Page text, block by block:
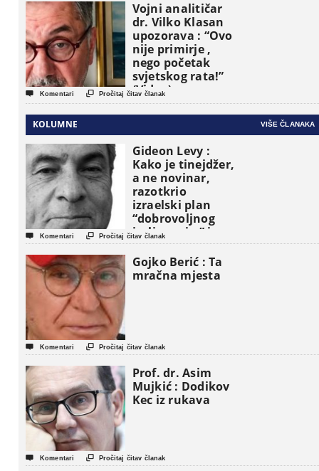
Vojni analitičar
dr. Vilko Klasan
upozorava : “Ovo
nije primirje ,
nego početak
svjetskog rata!”
(Video)
 Komentari  Pročitaj čitav članak
KOLUMNE VIŠE ČLANAKA
Gideon Levy :
Kako je tinejdžer,
a ne novinar,
razotkrio
izraelski plan
“dobrovoljnog
iseljavanja ” iz
Gaze
 Komentari  Pročitaj čitav članak
Gojko Berić : Ta
mračna mjesta
 Komentari  Pročitaj čitav članak
Prof. dr. Asim
Mujkić : Dodikov
Kec iz rukava
 Komentari  Pročitaj čitav članak